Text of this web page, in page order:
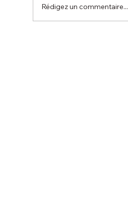
Rédigez un commentaire...